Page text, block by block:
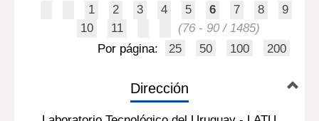
ESTANZUELA | Serie técnica| 2003
Más información...
2 3 4